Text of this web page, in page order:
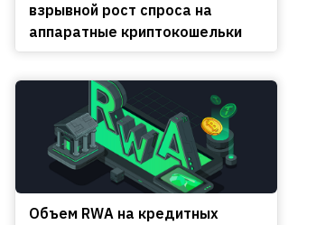
взрывной рост спроса на
аппаратные криптокошельки
Объем RWA на кредитных